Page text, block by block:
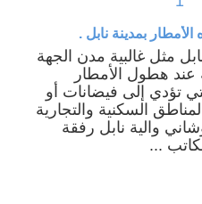
بمدينة نابل .
مثل غالبية مدن الجهة
عند هطول الأمطار
تؤدي إلى فيضانات أو
السكنية والتجارية
والية نابل رفقة
...